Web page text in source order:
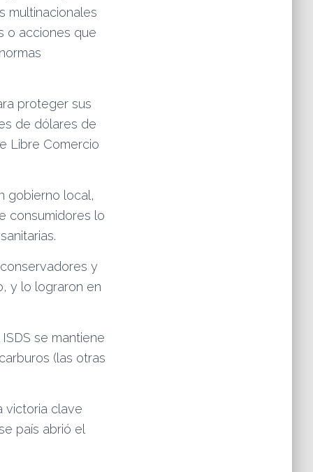
multinacionales
o acciones que
proteger sus
de dólares de
Libre Comercio
gobierno local,
consumidores lo
y
y lo lograron en
se mantiene
(las otras
victoria clave
país abrió el